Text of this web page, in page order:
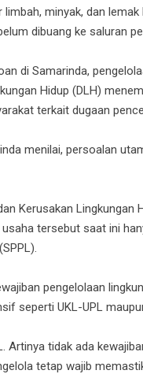
minyak, dan
dibuang ke saluran
di Samarinda,
Hidup (DLH)
terkait dugaan
menilai, persoalan
Kerusakan Lingkungan
tersebut saat ini
pengelolaan
seperti UKL-UPL
Artinya tidak ada
tetap wajib